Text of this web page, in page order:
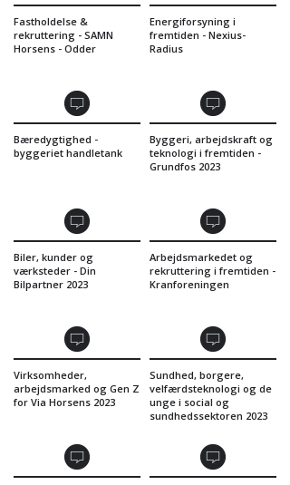
Fastholdelse &
rekruttering - SAMN
Horsens - Odder
Energiforsyning i
fremtiden - Nexius-
Radius
Bæredygtighed -
byggeriet handletank
Byggeri, arbejdskraft og
teknologi i fremtiden -
Grundfos 2023
Biler, kunder og
værksteder - Din
Bilpartner 2023
Arbejdsmarkedet og
rekruttering i fremtiden -
Kranforeningen
Virksomheder,
arbejdsmarked og Gen Z
for Via Horsens 2023
Sundhed, borgere,
velfærdsteknologi og de
unge i social og
sundhedssektoren 2023